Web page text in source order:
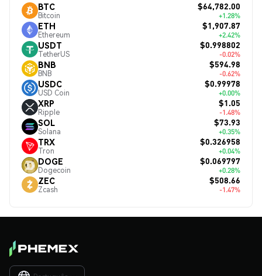
BTC
Bitcoin
$64,782.00
+1.28%
ETH
Ethereum
$1,907.87
+2.42%
USDT
TetherUS
$0.998802
-0.02%
BNB
BNB
$594.98
-0.62%
USDC
USD Coin
$0.99978
+0.00%
XRP
Ripple
$1.05
-1.48%
SOL
Solana
$73.93
+0.35%
TRX
Tron
$0.326958
+0.04%
DOGE
Dogecoin
$0.069797
+0.28%
ZEC
Zcash
$508.66
-1.47%